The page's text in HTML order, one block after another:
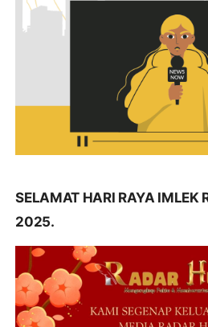
SELAMAT HARI RAYA IMLEK
2025.